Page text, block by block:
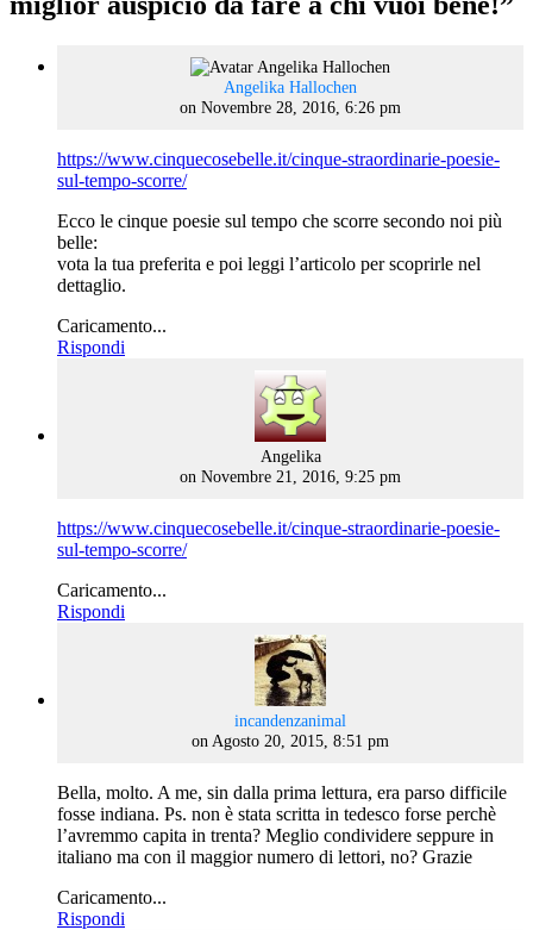
Angelika Hallochen
on Novembre 28, 2016, 6:26 pm
https://www.cinquecosebelle.it/cinque-straordinarie-poesie-
sul-tempo-scorre/
Ecco le cinque poesie sul tempo che scorre secondo noi più
belle:
vota la tua preferita e poi leggi l’articolo per scoprirle nel
dettaglio.
Caricamento...
Rispondi
Angelikasays:
on Novembre 21, 2016, 9:25 pm
https://www.cinquecosebelle.it/cinque-straordinarie-poesie-
sul-tempo-scorre/
Caricamento...
Rispondi
incandenzanimal
on Agosto 20, 2015, 8:51 pm
Bella, molto. A me, sin dalla prima lettura, era parso difficile
fosse indiana. Ps. non è stata scritta in tedesco forse perchè
l’avremmo capita in trenta? Meglio condividere seppure in
italiano ma con il maggior numero di lettori, no? Grazie
Caricamento...
Rispondi